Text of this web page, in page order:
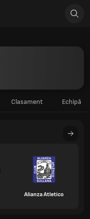
Clasament Echipă
Alianza Atletico